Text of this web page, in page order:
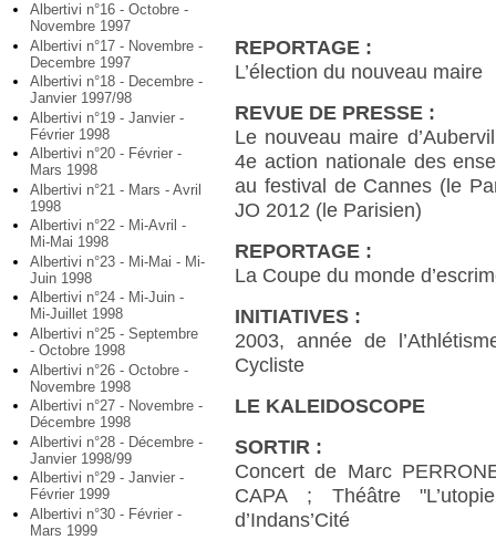
Albertivi n°16 - Octobre -
Novembre 1997
Albertivi n°17 - Novembre -
Decembre 1997
Albertivi n°18 - Decembre -
Janvier 1997/98
Albertivi n°19 - Janvier -
Février 1998
Albertivi n°20 - Février -
Mars 1998
Albertivi n°21 - Mars - Avril
1998
Albertivi n°22 - Mi-Avril -
Mi-Mai 1998
Albertivi n°23 - Mi-Mai - Mi-
Juin 1998
Albertivi n°24 - Mi-Juin -
Mi-Juillet 1998
Albertivi n°25 - Septembre
- Octobre 1998
Albertivi n°26 - Octobre -
Novembre 1998
Albertivi n°27 - Novembre -
Décembre 1998
Albertivi n°28 - Décembre -
Janvier 1998/99
Albertivi n°29 - Janvier -
Février 1999
Albertivi n°30 - Février -
Mars 1999
REPORTAGE :
L’élection du nouveau maire
REVUE DE PRESSE :
Le nouveau maire
4e action nationale des
au festival de Cannes (le
JO 2012 (le Parisien)
REPORTAGE :
La Coupe du monde
INITIATIVES :
2003, année de
Cycliste
LE KALEIDOSCOPE
SORTIR :
Concert de Marc
CAPA ; Théâtre
d’Indans’Cité